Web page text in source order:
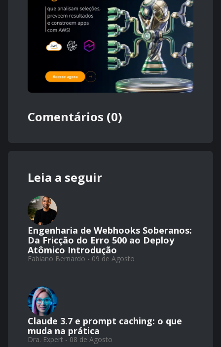
Comentários (0)
Leia a seguir
Engenharia de Webhooks Soberanos:
Da Fricção do Erro 500 ao Deploy
Atômico Introdução
Fabiano Bernardo - 09 de Agosto
Claude 3.7 e prompt caching: o que
muda na prática
Dra. Expert - 08 de Agosto